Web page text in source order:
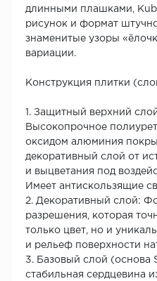
длинными плашками,
рисунок и формат
знаменитые узоры
вариации.
Конструкция плитки
1. Защитный верхний
Высокопрочное
оксидом алюминия
декоративный слой от
и выцветания под
Имеет антискользящие
2. Декоративный слой:
разрешения, которая
только цвет, но и
и рельеф поверхности
3. Базовый слой (основа
стабильная сердцевина